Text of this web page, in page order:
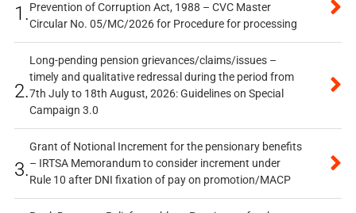
1.Prevention of Corruption Act, 1988 – CVC Master
Circular No. 05/MC/2026 for Procedure for processing
2.
Long-pending pension grievances/claims/issues –
timely and qualitative redressal during the period from
7th July to 18th August, 2026: Guidelines on Special
Campaign 3.0
3.
Grant of Notional Increment for the pensionary benefits
– IRTSA Memorandum to consider increment under
Rule 10 after DNI fixation of pay on promotion/MACP